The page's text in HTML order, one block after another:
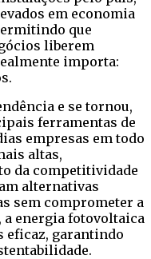
em economia
que
liberem
importa:
e se tornou,
ferramentas de
empresas em todo
altas,
da competitividade
alternativas
sem comprometer a
a energia fotovoltaica
eficaz, garantindo